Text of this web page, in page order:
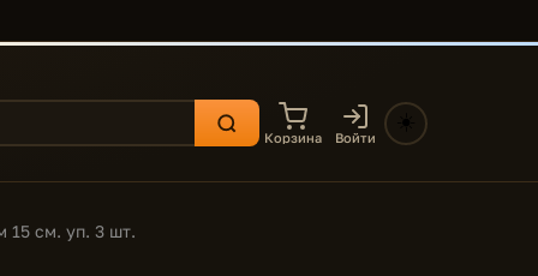
Корзина Войти
15 см. уп. 3 шт.